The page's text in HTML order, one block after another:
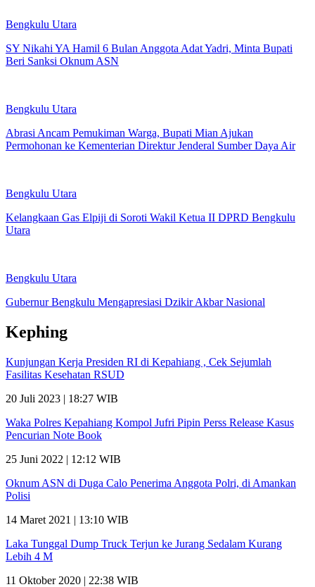
Bengkulu Utara
SY Nikahi YA Hamil 6 Bulan Anggota Adat Yadri, Minta Bupati
Beri Sanksi Oknum ASN
Bengkulu Utara
Abrasi Ancam Pemukiman Warga, Bupati Mian Ajukan
Permohonan ke Kementerian Direktur Jenderal Sumber Daya Air
Bengkulu Utara
Kelangkaan Gas Elpiji di Soroti Wakil Ketua II DPRD Bengkulu
Utara
Bengkulu Utara
Gubernur Bengkulu Mengapresiasi Dzikir Akbar Nasional
Kephing
Kunjungan Kerja Presiden RI di Kepahiang , Cek Sejumlah
Fasilitas Kesehatan RSUD
20 Juli 2023 | 18:27 WIB
Waka Polres Kepahiang Kompol Jufri Pipin Perss Release Kasus
Pencurian Note Book
25 Juni 2022 | 12:12 WIB
Oknum ASN di Duga Calo Penerima Anggota Polri, di Amankan
Polisi
14 Maret 2021 | 13:10 WIB
Laka Tunggal Dump Truck Terjun ke Jurang Sedalam Kurang
Lebih 4 M
11 Oktober 2020 | 22:38 WIB